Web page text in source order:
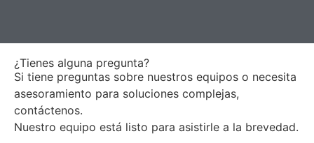
¿Tienes alguna pregunta?
Si tiene preguntas sobre nuestros equipos o necesita
asesoramiento para soluciones complejas,
contáctenos.
Nuestro equipo está listo para asistirle a la brevedad.